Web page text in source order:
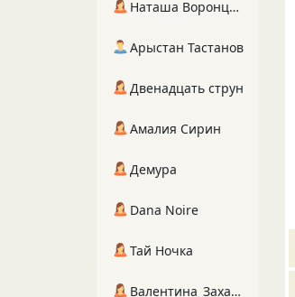
Наташа Воронцова
Арыстан Тастанов
Двенадцать струн
Амалия Сирин
Демура
Dana Noire
Тай Ночка
Валентина_Захарова